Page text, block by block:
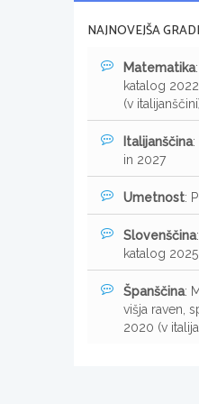
NAJNOVEJŠA
Matematika
katalog
(v
Italijanščina:
in 2027
Umetnost:
Slovenščina
katalog
Španščina:
višja raven,
2020 (v